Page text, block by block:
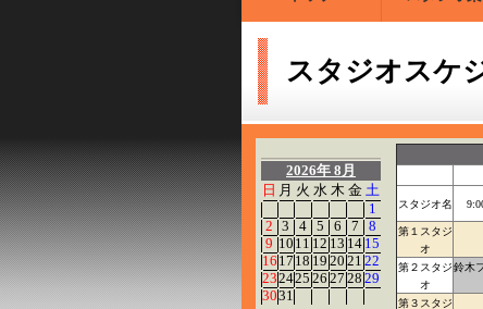
スタジオスケ
スタジオ名
第１スタジ
オ
第２スタジ
オ
鈴木
第３スタジ
2026年 8月
日 月 火 水 木 金 土
1
2 3 4 5 6 7
8
9 10 11 12 13 14 15
1617 18 19 20 21 22
232425 26 27 28 29
3031